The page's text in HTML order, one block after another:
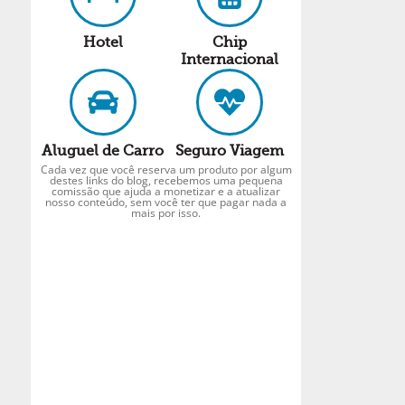
Hotel
Chip
Internacional
Aluguel de Carro Seguro Viagem
Cada vez que você reserva um produto por algum
destes links do blog, recebemos uma pequena
comissão que ajuda a monetizar e a atualizar
nosso conteúdo, sem você ter que pagar nada a
mais por isso.